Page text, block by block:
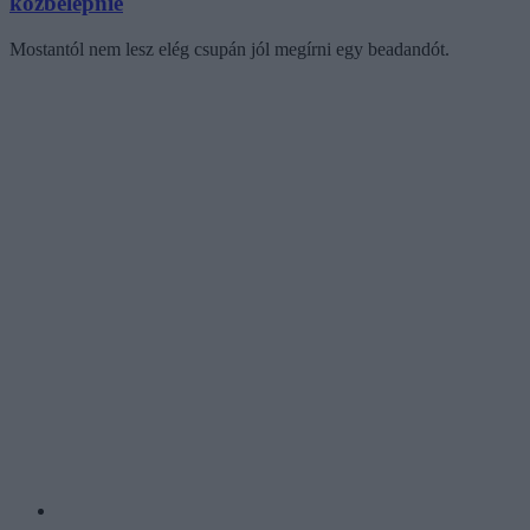
Mostantól nem lesz elég csupán jól megírni egy beadandót.